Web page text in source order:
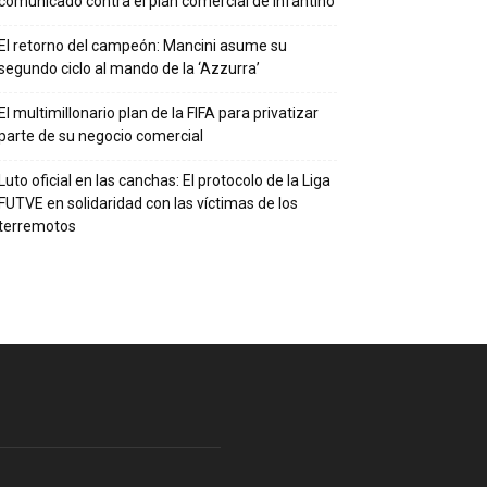
retorno del campeón: Mancini asume su
ciclo al mando de la ‘Azzurra’
multimillonario plan de la FIFA para privatizar
de su negocio comercial
oficial en las canchas: El protocolo de la Liga
en solidaridad con las víctimas de los